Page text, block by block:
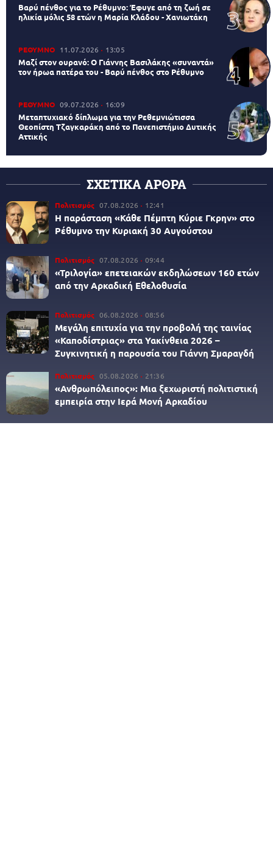
Βαρύ πένθος για το Ρέθυμνο: Έφυγε από τη ζωή σε
ηλικία μόλις 58 ετών η Μαρία Κλάδου - Χανιωτάκη
ΡΕΘΥΜΝΟ 11.07.2026 13:05
Μαζί στον ουρανό: Ο Γιάννης Βασιλάκης «συναντά»
τον ήρωα πατέρα του - Βαρύ πένθος στο Ρέθυμνο
ΡΕΘΥΜΝΟ 09.07.2026 16:09
Μεταπτυχιακό δίπλωμα για την Ρεθεμνιώτισσα
Θεοπίστη Τζαγκαράκη από το Πανεπιστήμιο Δυτικής
Αττικής
ΣΧΕΤΙΚΑ ΑΡΘΡΑ
Πολιτισμός 07.08.2026 12:41
Η παράσταση «Κάθε Πέμπτη Κύριε Γκρην» στο
Ρέθυμνο την Κυριακή 30 Αυγούστου
Πολιτισμός 07.08.2026 09:44
«Τριλογία» επετειακών εκδηλώσεων 160 ετών
από την Αρκαδική Εθελοθυσία
Πολιτισμός 06.08.2026 08:56
Μεγάλη επιτυχία για την προβολή της ταινίας
«Καποδίστριας» στα Υακίνθεια 2026 –
Συγκινητική η παρουσία του Γιάννη Σμαραγδή
Πολιτισμός 05.08.2026 21:36
«Ανθρωπόλειπος»: Μια ξεχωριστή πολιτιστική
εμπειρία στην Ιερά Μονή Αρκαδίου